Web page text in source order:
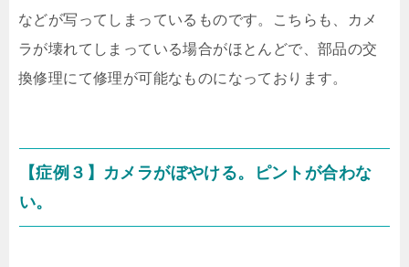
などが写ってしまっているものです。こちらも、カメ
ラが壊れてしまっている場合がほとんどで、部品の交
換修理にて修理が可能なものになっております。
【症例３】カメラがぼやける。ピントが合わな
い。